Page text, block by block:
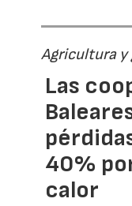
Agricultura y
Las
40%
calor